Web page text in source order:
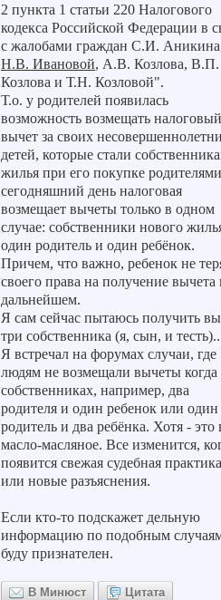
2 пункта 1 статьи 220 Налогового
кодекса Российской Федерации в
с жалобами граждан С.И.
Н.В. Ивановой, А.В. Козлова, В.П.
Козлова и Т.Н. Козловой".
Т.о. у родителей появилась
возможность возмещать налоговый
вычет за своих
детей, которые стали
жилья при его покупке
сегодняшний день налоговая
возмещает вычеты только в одном
случае: собственники нового
один родитель и один ребёнок.
Причем, что важно, ребенок не
своего права на получение вычета
дальнейшем.
Я сам сейчас пытаюсь получить
три собственника (я, сын, и
Я встречал на форумах случаи, где
людям не возмещали вычеты когда
собственниках, например, два
родителя и один ребенок или один
родитель и два ребёнка. Хотя - это
масло-масляное. Все изменится,
появится свежая судебная практика
или новые разъяснения.
Если кто-то подскажет дельную
информацию по подобным
буду признателен.
В Минюст
Цитата